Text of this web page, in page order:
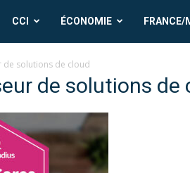
CCI
News
CCI ÉCONOMIE FRANCE/
de solutions de cloud
de solutions de